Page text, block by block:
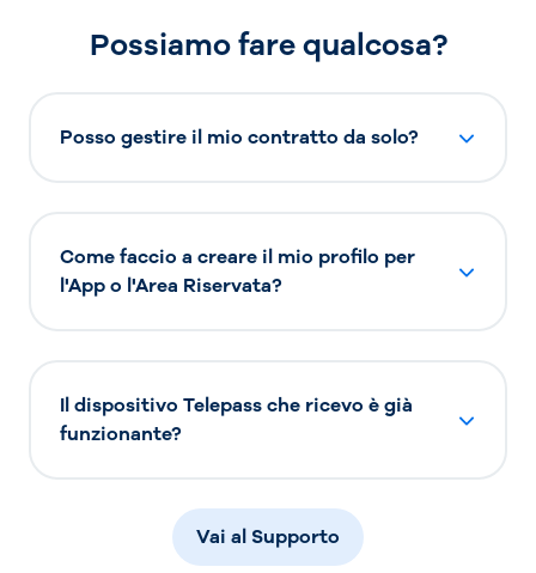
Possiamo fare qualcosa?
Posso gestire il mio contratto da solo?
Come faccio a creare il mio profilo per
l'App o l'Area Riservata?
Il dispositivo Telepass che ricevo è già
funzionante?
Vai al Supporto